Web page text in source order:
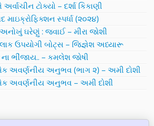
ટોક્યો – દર્શા કિકાણી
માઇક્રોફિક્શન સ્પર્ધા (૨૦૨૪)
ઘરેણું : જવાઈ – મીરા જોશી
ઉપયોગી બોટ્સ – જિજ્ઞેશ અધ્યારૂ
ભીંજાય.. – કમલેશ જોષી
એક અવર્ણનીય અનુભવ (ભાગ ૨) – અમી દોશી
એક અવર્ણનીય અનુભવ – અમી દોશી